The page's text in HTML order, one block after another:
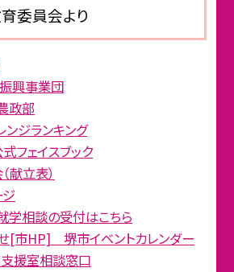
委員会より
興事業団
政部
ンジランキング
フェイスブック
献立表）
相談の受付はこちら
[市HP] 堺市イベントカレンダー
援室相談窓口